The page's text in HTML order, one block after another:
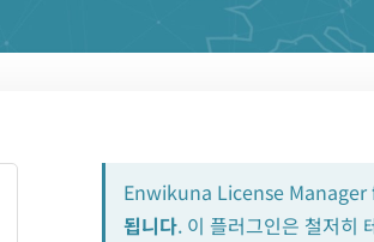
Enwikuna License Manager
됩니다. 이 플러그인은 철저히